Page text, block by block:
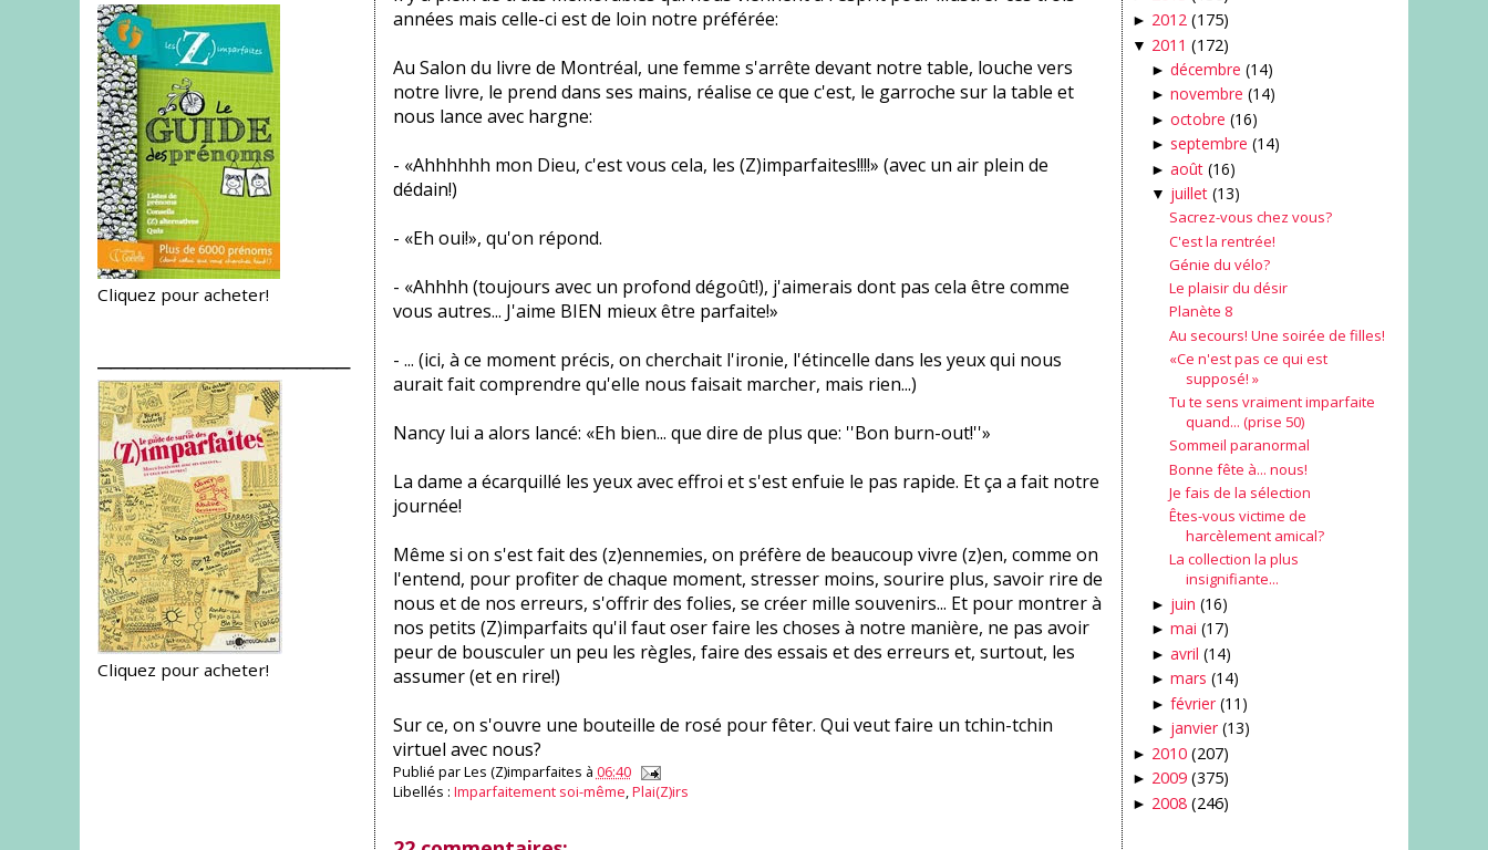
Cliquez pour acheter!
Cliquez pour acheter!
années mais celle-ci est de loin notre préférée:
Au Salon du livre de Montréal, une femme s'arrête devant notre table, louche vers
notre livre, le prend dans ses mains, réalise ce que c'est, le garroche sur la table et
nous lance avec hargne:
- «Ahhhhhh mon Dieu, c'est vous cela, les (Z)imparfaites!!!!» (avec un air plein de
dédain!)
- «Eh oui!», qu'on répond.
- «Ahhhh (toujours avec un profond dégoût!), j'aimerais dont pas cela être comme
vous autres... J'aime BIEN mieux être parfaite!»
- ... (ici, à ce moment précis, on cherchait l'ironie, l'étincelle dans les yeux qui nous
aurait fait comprendre qu'elle nous faisait marcher, mais rien...)
Nancy lui a alors lancé: «Eh bien... que dire de plus que: ''Bon burn-out!''»
La dame a écarquillé les yeux avec effroi et s'est enfuie le pas rapide. Et ça a fait notre
journée!
Même si on s'est fait des (z)ennemies, on préfère de beaucoup vivre (z)en, comme on
l'entend, pour profiter de chaque moment, stresser moins, sourire plus, savoir rire de
nous et de nos erreurs, s'offrir des folies, se créer mille souvenirs... Et pour montrer à
nos petits (Z)imparfaits qu'il faut oser faire les choses à notre manière, ne pas avoir
peur de bousculer un peu les règles, faire des essais et des erreurs et, surtout, les
assumer (et en rire!)
Sur ce, on s'ouvre une bouteille de rosé pour fêter. Qui veut faire un tchin-tchin
virtuel avec nous?
Publié parLes (Z)imparfaites à 06:40
Libellés : Imparfaitement soi-même,Plai(Z)irs
► 2012 (175)
▼ 2011 (172)
► décembre (14)
► novembre (14)
► octobre (16)
► septembre (14)
► août (16)
▼ juillet (13)
Sacrez-vous chez vous?
C'est la rentrée!
Génie du vélo?
Le plaisir du désir
Planète 8
Au secours! Une soirée de filles!
«Ce n'est pas ce qui est
supposé! »
Tu te sens vraiment imparfaite
quand... (prise 50)
Sommeil paranormal
Bonne fête à... nous!
Je fais de la sélection
Êtes-vous victime de
harcèlement amical?
La collection la plus
insignifiante...
► juin (16)
► mai (17)
► avril (14)
► mars (14)
► février (11)
► janvier (13)
► 2010 (207)
► 2009 (375)
► 2008 (246)